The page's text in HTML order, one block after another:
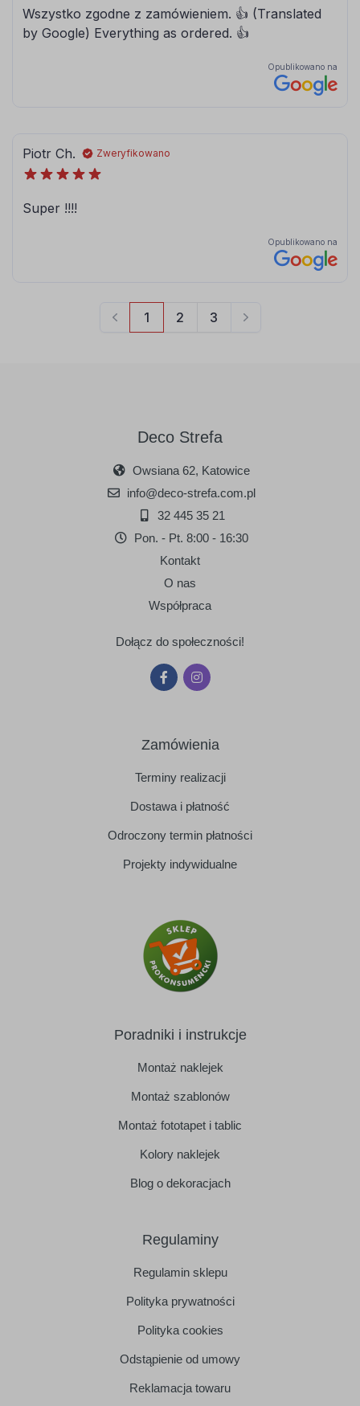
Deco Strefa
Owsiana 62, Katowice
info@deco-strefa.com.pl
32 445 35 21
Pon. - Pt. 8:00 - 16:30
Kontakt
O nas
Współpraca
Dołącz do społeczności!
Zamówienia
Terminy realizacji
Dostawa i płatność
Odroczony termin płatności
Projekty indywidualne
Poradniki i instrukcje
Montaż naklejek
Montaż szablonów
Montaż fototapet i tablic
Kolory naklejek
Blog o dekoracjach
Regulaminy
Regulamin sklepu
Polityka prywatności
Polityka cookies
Odstąpienie od umowy
Reklamacja towaru